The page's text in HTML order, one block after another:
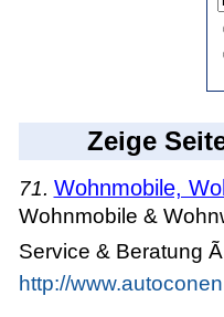
Zeige
71. Wohnmobile,
Wohnmobile &
Service & Beratung
http://